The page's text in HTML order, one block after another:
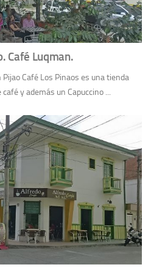
Café Luqman.
Pijao Café Los Pinaos es una tienda
y además un Capuccino ...